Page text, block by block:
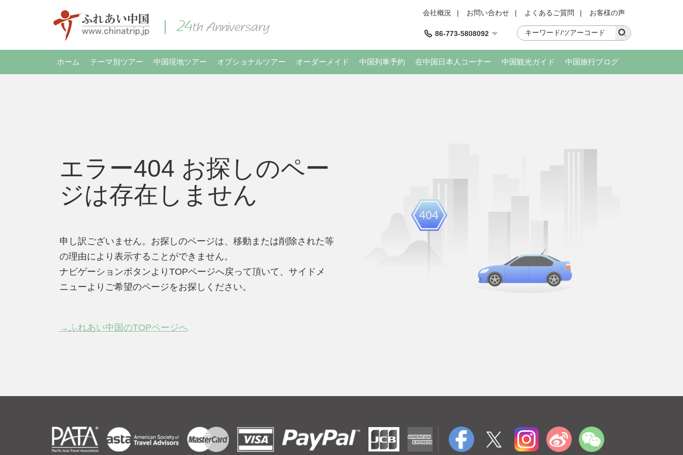
会社概況 | お問い合わせ | よくあるご質問 | お客様の声
86-773-5808092
ホーム テーマ別ツアー 中国現地ツアー オプショナルツアー オーダーメイド 中国列車予約 在中国日本人コーナー 中国観光ガイド 中国旅行ブログ
エラー404 お探しのペー
ジは存在しません
申し訳ございません。お探しのページは、移動または削除された等
の理由により表示することができません。
ナビゲーションボタンよりTOPページへ戻って頂いて、サイドメ
ニューよりご希望のページをお探しください。
→ふれあい中国のTOPページへ